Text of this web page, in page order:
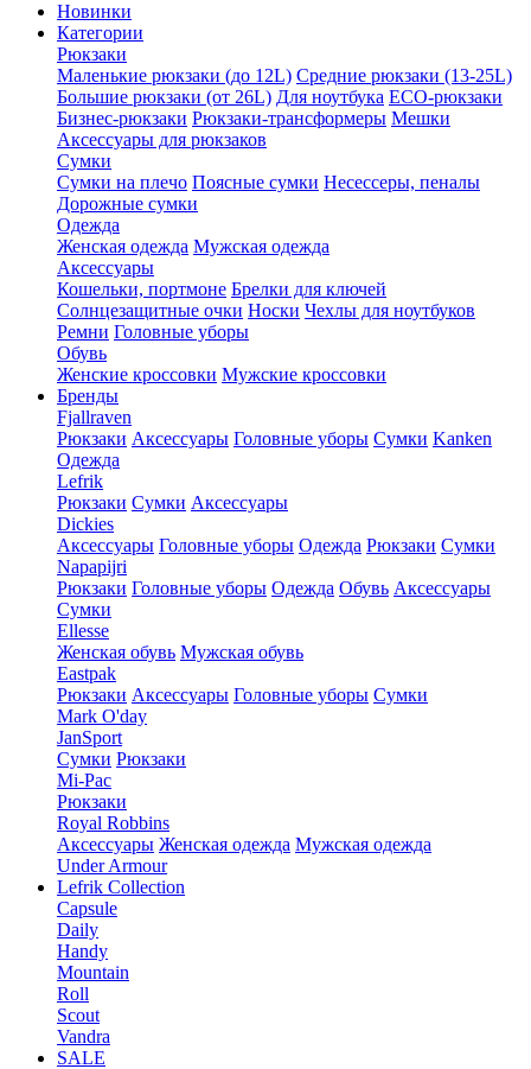
Новинки
Категории
Рюкзаки
Маленькие рюкзаки (до 12L) Средние рюкзаки (13-25L)
Большие рюкзаки (от 26L) Для ноутбука ECO-рюкзаки
Бизнес-рюкзаки Рюкзаки-трансформеры Мешки
Аксессуары для рюкзаков
Сумки
Сумки на плечо Поясные сумки Несессеры, пеналы
Дорожные сумки
Одежда
Женская одежда Мужская одежда
Аксессуары
Кошельки, портмоне Брелки для ключей
Солнцезащитные очки Носки Чехлы для ноутбуков
Ремни Головные уборы
Обувь
Женские кроссовки Мужские кроссовки
Бренды
Fjallraven
Рюкзаки Аксессуары Головные уборы Сумки Kanken
Одежда
Lefrik
Рюкзаки Сумки Аксессуары
Dickies
Аксессуары Головные уборы Одежда Рюкзаки Сумки
Napapijri
Рюкзаки Головные уборы Одежда Обувь Аксессуары
Сумки
Ellesse
Женская обувь Мужская обувь
Eastpak
Рюкзаки Аксессуары Головные уборы Сумки
Mark O'day
JanSport
Сумки Рюкзаки
Mi-Pac
Рюкзаки
Royal Robbins
Аксессуары Женская одежда Мужская одежда
Under Armour
Lefrik Collection
Capsule
Daily
Handy
Mountain
Roll
Scout
Vandra
SALE